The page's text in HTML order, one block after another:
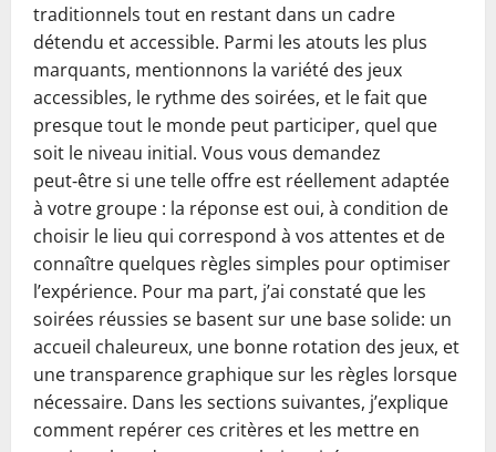
traditionnels tout en restant dans un cadre
détendu et accessible. Parmi les atouts les plus
marquants, mentionnons la variété des jeux
accessibles, le rythme des soirées, et le fait que
presque tout le monde peut participer, quel que
soit le niveau initial. Vous vous demandez
peut‑être si une telle offre est réellement adaptée
à votre groupe : la réponse est oui, à condition de
choisir le lieu qui correspond à vos attentes et de
connaître quelques règles simples pour optimiser
l’expérience. Pour ma part, j’ai constaté que les
soirées réussies se basent sur une base solide: un
accueil chaleureux, une bonne rotation des jeux, et
une transparence graphique sur les règles lorsque
nécessaire. Dans les sections suivantes, j’explique
comment repérer ces critères et les mettre en